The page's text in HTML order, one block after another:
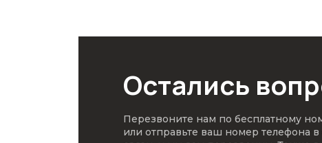
Остались
Перезвоните нам по бесплатному
или отправьте ваш номер телефона